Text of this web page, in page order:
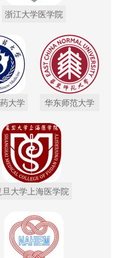
浙江大学医学院
大学 华东师范大学
旦大学上海医学院